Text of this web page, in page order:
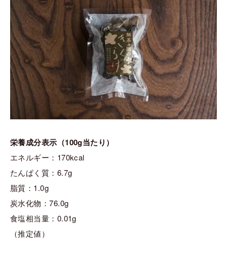
栄養成分表示（100g当たり）
エネルギー：170kcal
たんぱく質：6.7g
脂質：1.0g
炭水化物：76.0g
食塩相当量：0.01g
（推定値）